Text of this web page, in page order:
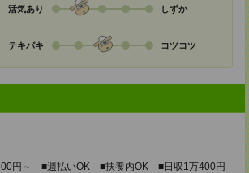
活気あり しずか
テキパキ コツコツ
円～ ■週払いOK ■扶養内OK ■日収1万400円